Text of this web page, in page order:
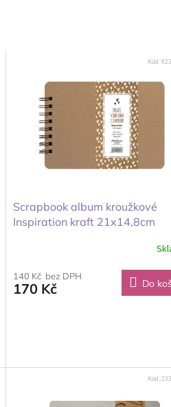
Scrapbook album kroužkové
Inspiration kraft 21x14,8cm
140 Kč bez DPH
170 Kč Do
Kód:
Kód: